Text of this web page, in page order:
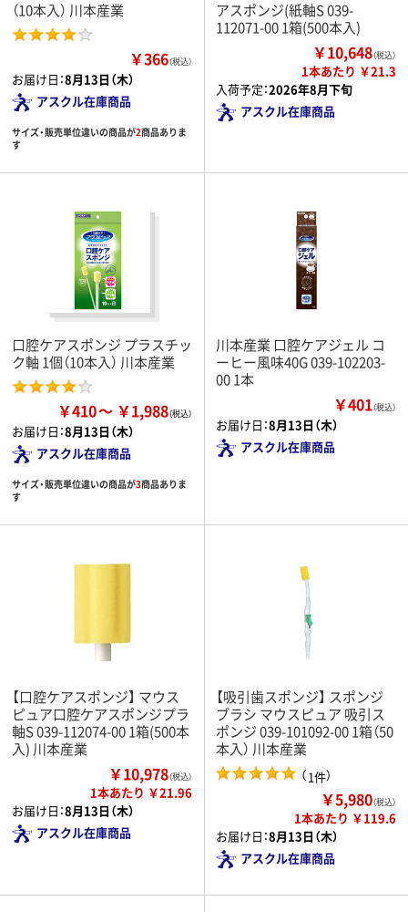
（10本入） 川本産業
￥366（税込）
お届け日：8月13日（木）
アスクル在庫商品
サイズ・販売単位違いの商品が2商品ありま
す
アスポンジ(紙軸S 039-
112071-00 1箱(500本入)
￥10,648（税込）
1本あたり ￥21.3
入荷予定：2026年8月下旬
アスクル在庫商品
口腔ケアスポンジ プラスチッ
ク軸 1個（10本入） 川本産業
￥410 ￥1,988
お届け日：8月13日（木）
アスクル在庫商品
サイズ・販売単位違いの商品が3商品ありま
す
川本産業 口腔ケアジェル コ
ーヒー風味40G 039-102203-
00 1本
￥401（税込）
お届け日：8月13日（木）
アスクル在庫商品
【口腔ケアスポンジ】 マウス
ピュア口腔ケアスポンジプラ
軸S 039-112074-00 1箱(500本
入) 川本産業
￥10,978（税込）
1本あたり ￥21.96
お届け日：8月13日（木）
アスクル在庫商品
【吸引歯スポンジ】 スポンジ
ブラシ マウスピュア 吸引ス
ポンジ 039-101092-00 1箱（50
本入） 川本産業
（1件）
￥5,980（税込）
1本あたり ￥119.6
お届け日：8月13日（木）
アスクル在庫商品